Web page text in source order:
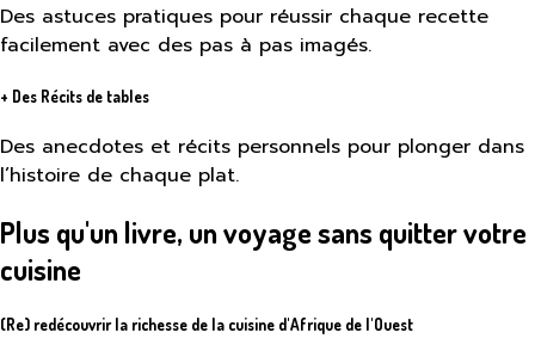
Des astuces pratiques pour réussir chaque recette
facilement avec des pas à pas imagés.
+ Des Récits de tables
Des anecdotes et récits personnels pour plonger dans
l’histoire de chaque plat.
Plus qu'un livre, un voyage sans quitter votre
cuisine
(Re) redécouvrir la richesse de la cuisine d'Afrique de l'Ouest